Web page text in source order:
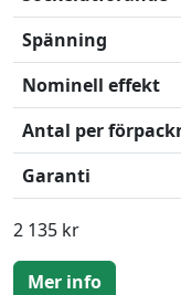
Spänning
Nominell effekt
Antal per
Garanti
2 135 kr
Mer info